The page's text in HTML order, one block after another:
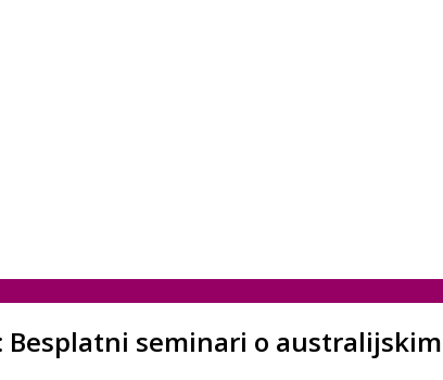
Besplatni seminari o